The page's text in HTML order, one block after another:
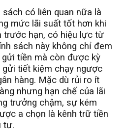
có liên quan nữa là
mức lãi suất tốt hơn khi
trước hạn, có hiệu lực từ
sách này không chỉ đem
gửi tiền mà còn được kỳ
gửi tiết kiệm chạy ngược
hàng. Mặc dù rủi ro ít
nhưng hạn chế của lãi
trưởng chậm, sự kém
a chọn là kênh trữ tiền
tư.